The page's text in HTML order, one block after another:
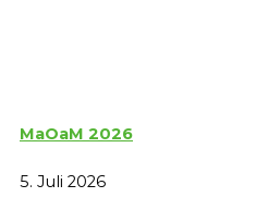
MaOaM 2026
5. Juli 2026